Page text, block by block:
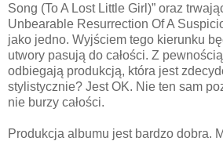
Song (To A Lost Little Girl)” oraz
Unbearable Resurrection Of A
jako jedno. Wyjściem tego kierunku
utwory pasują do całości. Z
odbiegają produkcją, która jest
stylistycznie? Jest OK. Nie ten sam
nie burzy całości.
Produkcja albumu jest bardzo dobra.